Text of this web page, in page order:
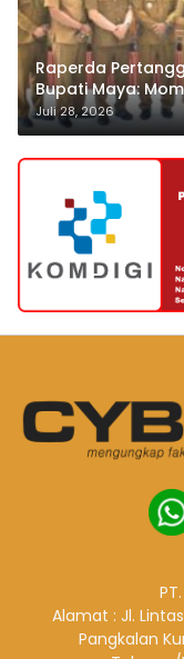
Raperda
Bupati Maya:
Juli 28, 2026
Alamat : Jl. Lintas
Pangkalan